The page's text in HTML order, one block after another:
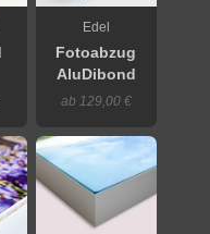
Edel
Fotoabzug
AluDibond
ab 129,00 €